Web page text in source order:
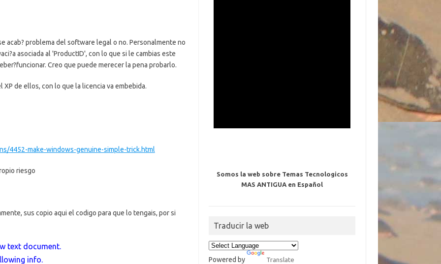
acab? problema del software legal o no. Personalmente no
asociada al 'ProductID', con lo que si le cambias este
Creo que puede merecer la pena probarlo.
de ellos, con lo que la licencia va embebida.
4452-make-windows-genuine-simple-trick.html
riesgo
sus copio aqui el codigo para que lo tengais, por si
text document.
info.
Somos la web sobre Temas Tecnologicos
MAS ANTIGUA en Español
Traducir la web
Powered by Translate